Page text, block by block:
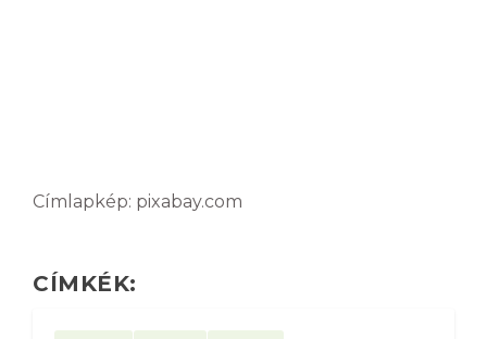
Címlapkép: pixabay.com
CÍMKÉK: